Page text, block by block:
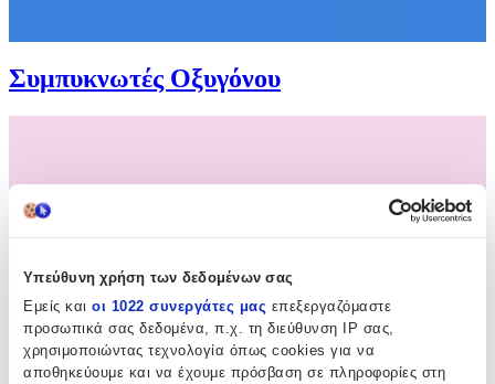
Υπεύθυνη χρήση των δεδομένων σας
Εμείς και οι 1022 συνεργάτες μας επεξεργαζόμαστε
προσωπικά σας δεδομένα, π.χ. τη διεύθυνση IP σας,
χρησιμοποιώντας τεχνολογία όπως cookies για να
αποθηκεύουμε και να έχουμε πρόσβαση σε πληροφορίες στη
Συμπυκνωτές Οξυγόνου